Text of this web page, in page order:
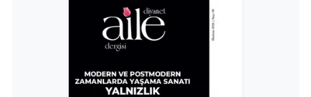
Rize Müftülüğü
Sakarya Müftülüğü
Samsun Müftülüğü